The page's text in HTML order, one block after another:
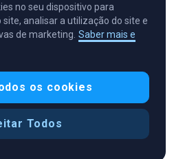
no seu dispositivo para
analisar a utilização do site e
de marketing. Saber mais e
os cookies
Todos